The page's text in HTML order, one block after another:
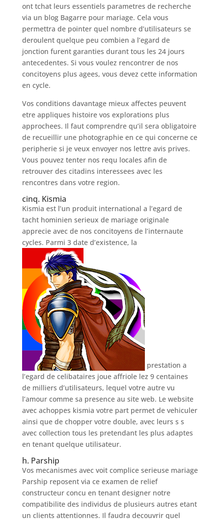
ont tchat leurs essentiels parametres de recherche
via un blog Bagarre pour mariage. Cela vous
permettra de pointer quel nombre d’utilisateurs se
deroulent quelque peu combien a l’egard de
jonction furent garanties durant tous les 24 jours
antecedentes. Si vous voulez rencontrer de nos
concitoyens plus agees, vous devez cette information
en cycle.
Vos conditions davantage mieux affectes peuvent
etre appliques histoire vos explorations plus
approchees. Il faut comprendre qu’il sera obligatoire
de recueillir une photographie en ce qui concerne ce
peripherie si je veux envoyer nos lettre avis prives.
Vous pouvez tenter nos requ locales afin de
retrouver des citadins interessees avec les
rencontres dans votre region.
cinq. Kismia
Kismia est l’un produit international a l’egard de
tacht hominien serieux de mariage originale
apprecie avec de nos concitoyens de l’internaute
cycles. Parmi 3 date d’existence, la
prestation a
l’egard de celibataires joue affriole lez 9 centaines
de milliers d’utilisateurs, lequel votre autre vu
l’amour comme sa presence au site web. Le website
avec achoppes kismia votre part permet de vehiculer
ainsi que de chopper votre double, avec leurs s s
avec collection tous les pretendant les plus adaptes
en tenant quelque utilisateur.
h. Parship
Vos mecanismes avec voit complice serieuse mariage
Parship reposent via ce examen de relief
constructeur concu en tenant designer notre
compatibilite des individus de plusieurs autres etant
un clients attentionnes. Il faudra decouvrir quel